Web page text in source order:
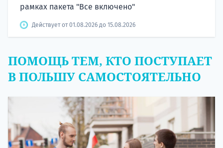
рамках пакета "Все включено"
Действует от 01.08.2026 до 15.08.2026
ПОМОЩЬ ТЕМ, КТО ПОСТУПАЕТ
В ПОЛЬШУ САМОСТОЯТЕЛЬНО